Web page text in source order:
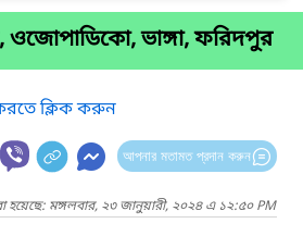
ওজোপাডিকো, ভাঙ্গা, ফরিদপুর
ক্লিক করুন
আপনার মতামত প্রদান করুন
হয়েছে: মঙ্গলবার, ২৩ জানুয়ারী, ২০২৪ এ ১২:৫০ PM